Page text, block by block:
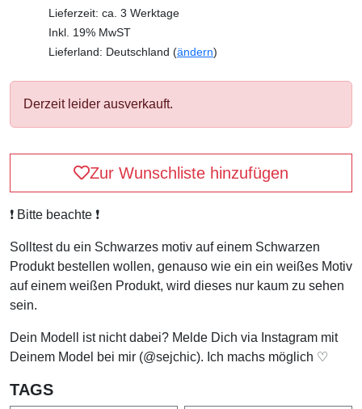
Lieferzeit: ca. 3 Werktage
Inkl. 19% MwST
Lieferland: Deutschland (ändern)
Derzeit leider ausverkauft.
Zur Wunschliste hinzufügen
❗️ Bitte beachte ❗️
Solltest du ein Schwarzes motiv auf einem Schwarzen
Produkt bestellen wollen, genauso wie ein ein weißes Motiv
auf einem weißen Produkt, wird dieses nur kaum zu sehen
sein.
Dein Modell ist nicht dabei? Melde Dich via Instagram mit
Deinem Model bei mir (@sejchic). Ich machs möglich ♡
TAGS